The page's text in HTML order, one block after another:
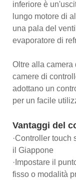
inferiore è
lungo motore di
una pala del
evaporatore di
Oltre alla
camere di
adottano un
per un facile
Vantaggi del
·Controller
il Giappone
·Impostare il
fisso o modalità